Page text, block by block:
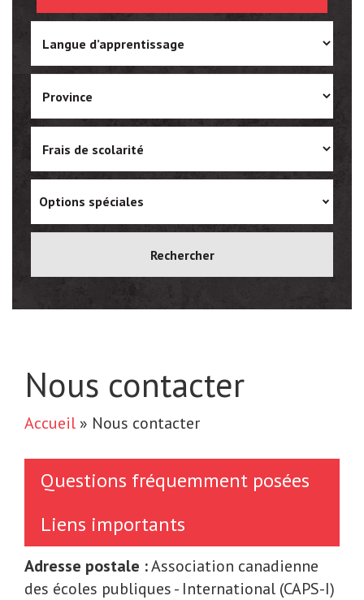
Ukrainian
Vietnamese
Options spéciales
Nous contacter
Accueil » Nous contacter
Questions fréquemment posées
Liens importants
Adresse postale :Association canadienne
des écoles publiques - International (CAPS-I)